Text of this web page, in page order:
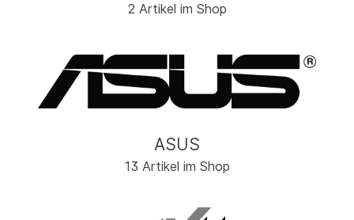
2 Artikel im Shop
ASUS
13 Artikel im Shop